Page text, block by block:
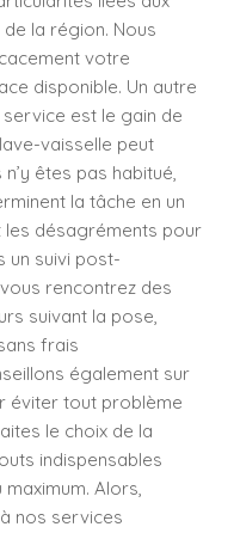
la région. Nous
votre
disponible. Un autre
est le gain de
vaisselle peut
êtes pas habitué,
la tâche en un
les désagréments pour
un suivi post-
rencontrez des
suivant la pose,
frais
également sur
éviter tout problème
le choix de la
indispensables
Alors,
nos services